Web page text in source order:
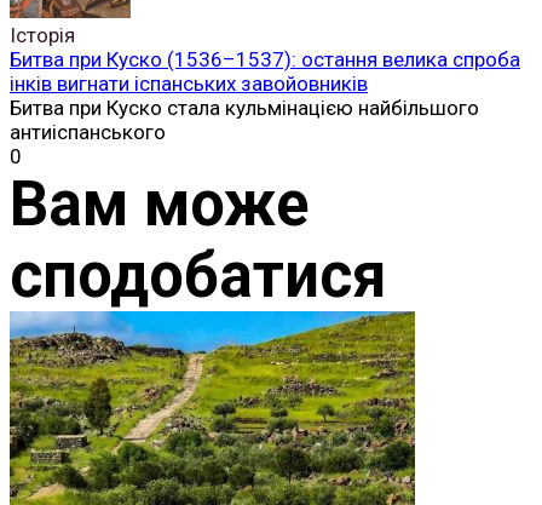
Історія
Битва при Куско (1536–1537): остання велика спроба
інків вигнати іспанських завойовників
Битва при Куско стала кульмінацією найбільшого
антиіспанського
0
Вам може
сподобатися